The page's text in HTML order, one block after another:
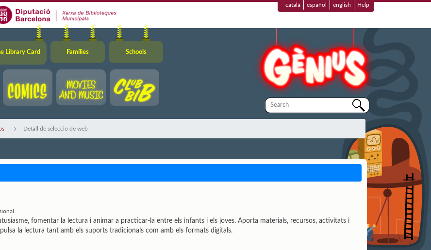
català español english Help
Library Card Famílies Schools
Detall de selecció de web
fomentar la lectura i animar a practicar-la entre els infants i els joves. Aporta materials, recursos, activitats i
la lectura tant amb els suports tradicionals com amb els formats digitals.